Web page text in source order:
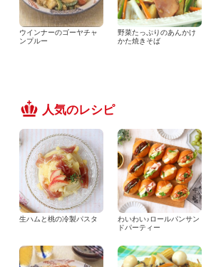
ウインナーのゴーヤチャ
ンプルー
野菜たっぷりのあんかけ
かた焼きそば
人気のレシピ
生ハムと桃の冷製パスタ
わいわい♪ロールパンサン
ドパーティー